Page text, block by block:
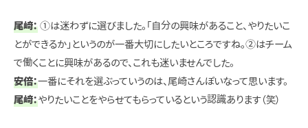
尾﨑： ①は迷わずに選びました。「自分の興味があること、やりたいこ
とができるか」というのが一番大切にしたいところですね。②はチーム
で働くことに興味があるので、これも迷いませんでした。
安倍：一番にそれを選ぶっていうのは、尾崎さんぽいなって思います。
尾﨑：やりたいことをやらせてもらっているという認識あります（笑）